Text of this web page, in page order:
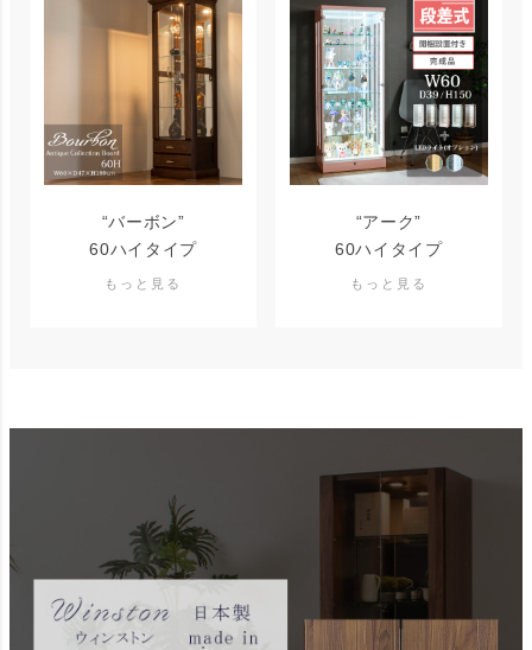
“バーボン”
60ハイタイプ
“アーク”
60ハイタイプ